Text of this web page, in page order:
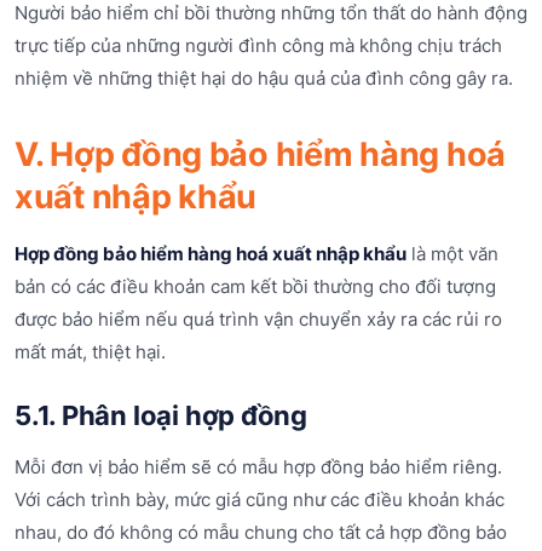
Người bảo hiểm chỉ bồi thường những tổn thất do hành động
trực tiếp của những người đình công mà không chịu trách
nhiệm về những thiệt hại do hậu quả của đình công gây ra.
V. Hợp đồng bảo hiểm hàng hoá
xuất nhập khẩu
Hợp đồng bảo hiểm hàng hoá xuất nhập khẩu là một văn
bản có các điều khoản cam kết bồi thường cho đối tượng
được bảo hiểm nếu quá trình vận chuyển xảy ra các rủi ro
mất mát, thiệt hại.
5.1. Phân loại hợp đồng
Mỗi đơn vị bảo hiểm sẽ có mẫu hợp đồng bảo hiểm riêng.
Với cách trình bày, mức giá cũng như các điều khoản khác
nhau, do đó không có mẫu chung cho tất cả hợp đồng bảo